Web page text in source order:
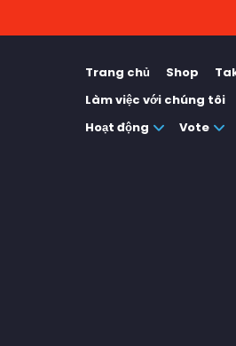
Trang chủ Shop
Làm việc với chúng tôi
Hoạt động
Vote